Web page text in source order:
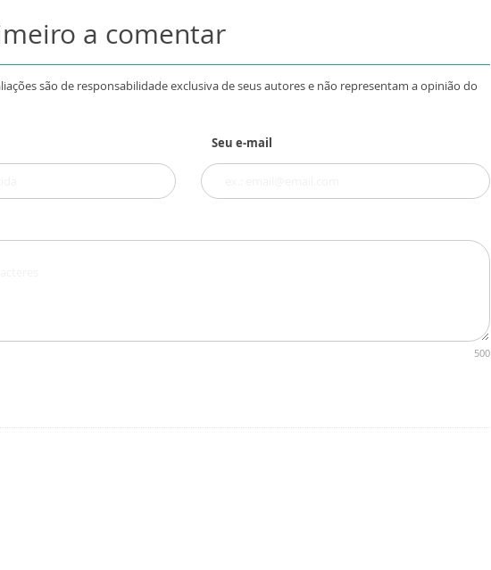
a comentar
são de responsabilidade exclusiva de seus autores e não representam a opinião do
Seu e-mail
500